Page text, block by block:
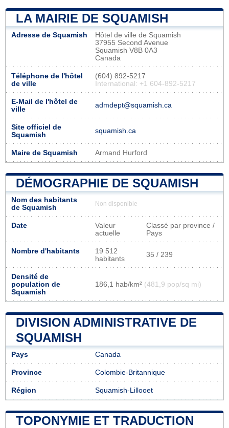
LA MAIRIE DE SQUAMISH
Adresse de Squamish
Hôtel de ville de Squamish
37955 Second Avenue
Squamish V8B 0A3
Canada
Téléphone de l'hôtel
de ville
(604) 892-5217
International: +1 604-892-5217
E-Mail de l'hôtel de
ville
admdept@squamish.ca
Site officiel de
Squamish
squamish.ca
Maire de Squamish Armand Hurford
DÉMOGRAPHIE DE SQUAMISH
Nom des habitants
de Squamish
Non disponible
Date
Valeur
actuelle
Classé par province /
Pays
Nombre d'habitants
19 512
habitants
35 / 239
Densité de
population de
Squamish
186,1 hab/km² (481,9 pop/sq mi)
DIVISION ADMINISTRATIVE DE
SQUAMISH
Pays Canada
Province Colombie-Britannique
Région Squamish-Lillooet
TOPONYMIE ET TRADUCTION